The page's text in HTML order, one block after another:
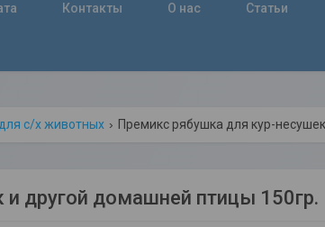
Контакты О нас Статьи
с/х животных
другой домашней птицы 150гр.